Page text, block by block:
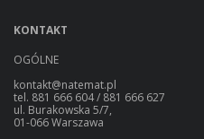
KONTAKT
OGÓLNE
kontakt@natemat.pl
tel. 881 666 604 / 881 666 627
ul. Burakowska 5/7,
01-066 Warszawa